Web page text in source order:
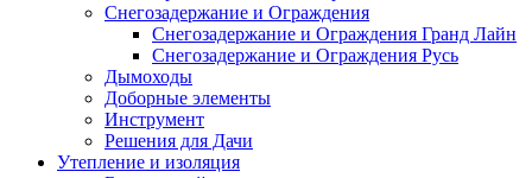
Снегозадержание и Ограждения
Снегозадержание и Ограждения Гранд Лайн
Снегозадержание и Ограждения Русь
Дымоходы
Доборные элементы
Инструмент
Решения для Дачи
Утепление и изоляция